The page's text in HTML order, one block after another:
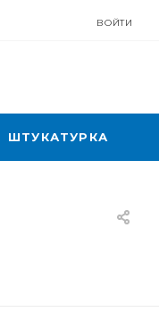
ВОЙТИ
ШТУКАТУРКА